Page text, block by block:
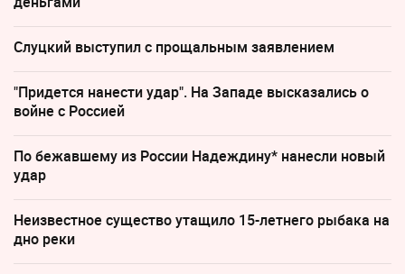
Слуцкий выступил с прощальным заявлением
"Придется нанести удар". На Западе высказались о
войне с Россией
По бежавшему из России Надеждину* нанесли новый
удар
Неизвестное существо утащило 15-летнего рыбака на
дно реки